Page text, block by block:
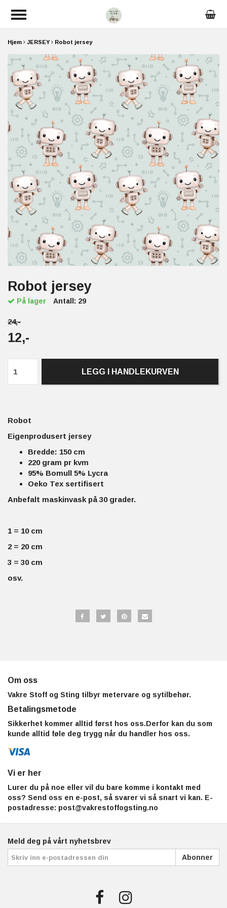
Hjem JERSEY Robot jersey
Robot jersey
På lager Antall: 29
24,-
12,-
LEGG I HANDLEKURVEN
Robot
Eigenprodusert jersey
Bredde: 150 cm
220 gram pr kvm
95% Bomull 5% Lycra
Oeko Tex sertifisert
Anbefalt maskinvask på 30 grader.
1 = 10 cm
2 = 20 cm
3 = 30 cm
osv.
Om oss
Vakre Stoff og Sting tilbyr metervare og sytilbehør.
Betalingsmetode
Sikkerhet kommer alltid først hos oss.Derfor kan du som
kunde alltid føle deg trygg når du handler hos oss.
Vi er her
Lurer du på noe eller vil du bare komme i kontakt med
oss? Send oss en e-post, så svarer vi så snart vi kan. E-
postadresse: post@vakrestoffogsting.no
Meld deg på vårt nyhetsbrev
Abonner